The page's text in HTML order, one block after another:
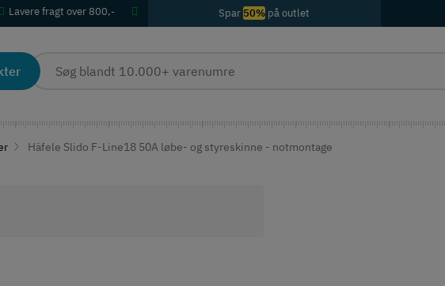
Lavere fragt over 800,- Spar 50% på outlet
Häfele Slido F-Line18 50A løbe- og styreskinne - notmontage